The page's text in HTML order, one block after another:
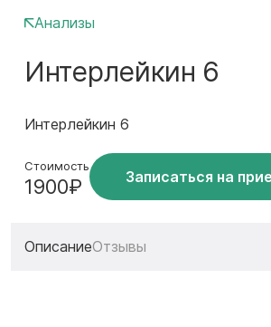
Анализы
Интерлейкин 6
Интерлейкин 6
Стоимость
1900₽ Записаться на
ОписаниеОтзывы